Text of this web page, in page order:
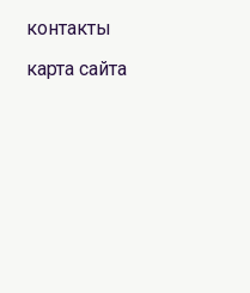
контакты
карта сайта